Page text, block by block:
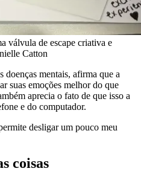
válvula de escape criativa e
Catton
mentais, afirma que a
suas emoções melhor do que
aprecia o fato de que isso a
e do computador.
desligar um pouco meu
coisas